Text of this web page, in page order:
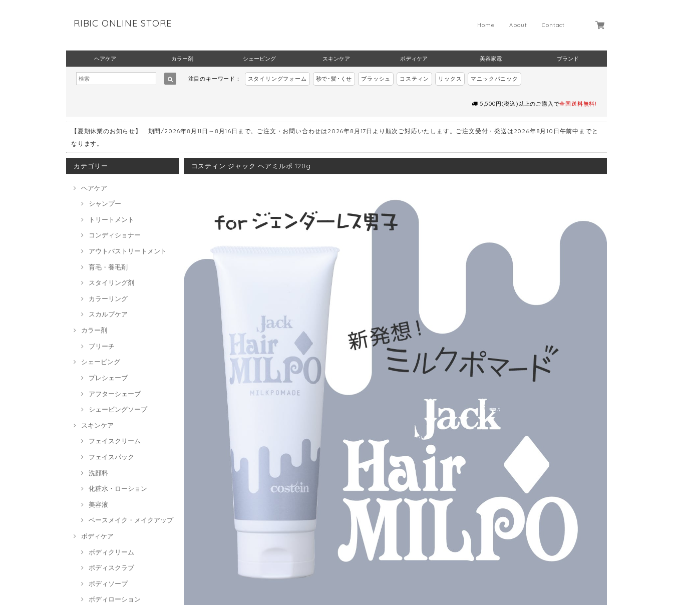
RIBIC ONLINE STORE Contact
About
Home
ヘアケア カラー剤 シェービング スキンケア ボディケア 美容家電 ブランド
注目のキーワード： スタイリングフォーム 秒で･髪･くせ ブラッシュ コスティン リックス マニックパニック
5,500円(税込)以上のご購入で全国送料無料!
【夏期休業のお知らせ】 期間/2026年8月11日～8月16日まで。ご注文・お問い合わせは2026年8月17日より順次ご対応いたします。ご注文受付・発送は2026年8月10日午前中までと
なります。
カテゴリー
ヘアケア
シャンプー
トリートメント
コンディショナー
アウトバストリートメント
育毛・養毛剤
スタイリング剤
カラーリング
スカルプケア
カラー剤
ブリーチ
シェービング
プレシェーブ
アフターシェーブ
シェービングソープ
スキンケア
フェイスクリーム
フェイスパック
洗顔料
化粧水・ローション
美容液
ベースメイク・メイクアップ
ボディケア
ボディクリーム
ボディスクラブ
ボディソープ
ボディローション
コスティン ジャック ヘアミルポ 120g